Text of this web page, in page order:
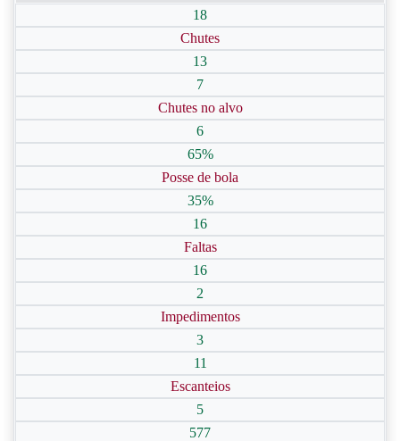
18
Chutes
13
7
Chutes no alvo
6
65%
Posse de bola
35%
16
Faltas
16
2
Impedimentos
3
11
Escanteios
5
577